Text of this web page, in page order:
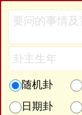
随机卦
日期卦